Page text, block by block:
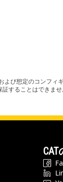
び想定のコンフィ
することはできませ